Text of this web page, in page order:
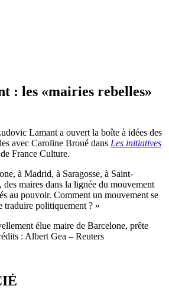
: les «mairies rebelles»
Lamant a ouvert la boîte à idées des
avec Caroline Broué dans Les initiatives
France Culture.
à Madrid, à Saragosse, à Saint-
des maires dans la lignée du mouvement
au pouvoir. Comment un mouvement se
traduire politiquement ? »
élue maire de Barcelone, prête
: Albert Gea – Reuters